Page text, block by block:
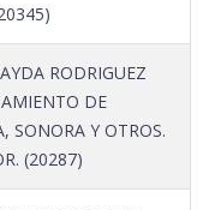
RODRIGUEZ
DE
SONORA Y OTROS.
(20287)